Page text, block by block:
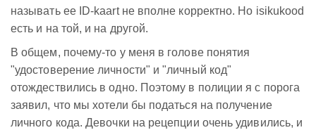
называть ее ID-kaart не вполне корректно. Но isikukood
есть и на той, и на другой.
В общем, почему-то у меня в голове понятия
"удостоверение личности" и "личный код"
отождествились в одно. Поэтому в полиции я с порога
заявил, что мы хотели бы податься на получение
личного кода. Девочки на рецепции очень удивились, и